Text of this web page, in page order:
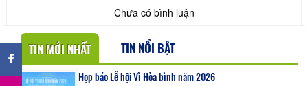
Chưa có bình luận
TIN MỚI NHẤT TIN NỔI BẬT
Họp báo Lễ hội Vì Hòa bình năm 2026
×